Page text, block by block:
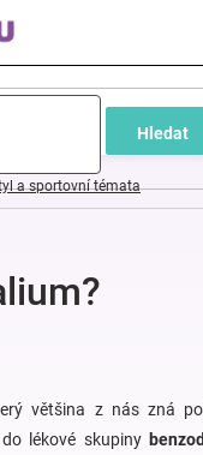
Hledat
a sportovní témata
většina z nás zná
lékové skupiny